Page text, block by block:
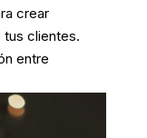
crear
clientes.
entre